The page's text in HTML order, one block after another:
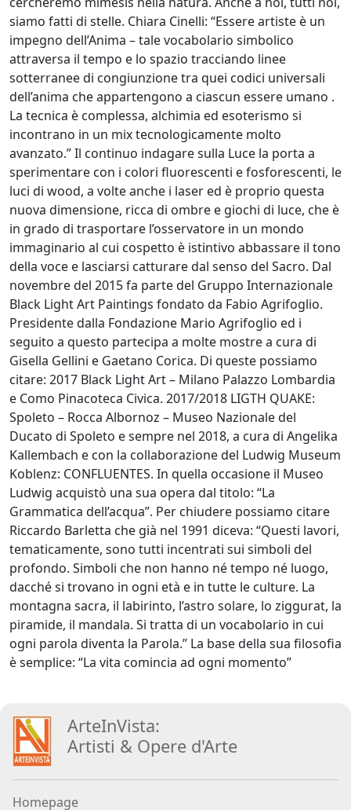
Cadamuro
Giancarlo
Caneva
Silvia
Canton
LeoNilde
Carabba
Gastone
Cecconello
Marco
Ciani
Sergio
Colussa
Fabio
Colussi
Marco
Creatini
Angelica
Dainese
Nicola
De
siamo fatti di stelle. Chiara Cinelli: “Essere artiste è un
impegno dell’Anima – tale vocabolario simbolico
attraversa il tempo e lo spazio tracciando linee
sotterranee di congiunzione tra quei codici universali
dell’anima che appartengono a ciascun essere umano .
La tecnica è complessa, alchimia ed esoterismo si
incontrano in un mix tecnologicamente molto
avanzato.” Il continuo indagare sulla Luce la porta a
sperimentare con i colori fluorescenti e fosforescenti, le
luci di wood, a volte anche i laser ed è proprio questa
nuova dimensione, ricca di ombre e giochi di luce, che è
in grado di trasportare l’osservatore in un mondo
immaginario al cui cospetto è istintivo abbassare il tono
della voce e lasciarsi catturare dal senso del Sacro. Dal
novembre del 2015 fa parte del Gruppo Internazionale
Black Light Art Paintings fondato da Fabio Agrifoglio.
Presidente dalla Fondazione Mario Agrifoglio ed i
seguito a questo partecipa a molte mostre a cura di
Gisella Gellini e Gaetano Corica. Di queste possiamo
citare: 2017 Black Light Art – Milano Palazzo Lombardia
e Como Pinacoteca Civica. 2017/2018 LIGTH QUAKE:
Spoleto – Rocca Albornoz – Museo Nazionale del
Ducato di Spoleto e sempre nel 2018, a cura di Angelika
Kallembach e con la collaborazione del Ludwig Museum
Koblenz: CONFLUENTES. In quella occasione il Museo
Ludwig acquistò una sua opera dal titolo: “La
Grammatica dell’acqua”. Per chiudere possiamo citare
Riccardo Barletta che già nel 1991 diceva: “Questi lavori,
tematicamente, sono tutti incentrati sui simboli del
profondo. Simboli che non hanno né tempo né luogo,
dacché si trovano in ogni età e in tutte le culture. La
montagna sacra, il labirinto, l’astro solare, lo ziggurat, la
piramide, il mandala. Si tratta di un vocabolario in cui
ogni parola diventa la Parola.” La base della sua filosofia
è semplice: “La vita comincia ad ogni momento”
ArteInVista:
Artisti & Opere d'Arte
Homepage